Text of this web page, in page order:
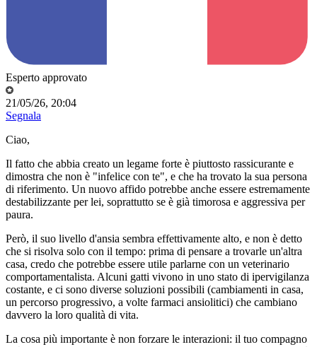
Esperto approvato
21/05/26, 20:04
Segnala
Ciao,
Il fatto che abbia creato un legame forte è piuttosto rassicurante e
dimostra che non è "infelice con te", e che ha trovato la sua persona
di riferimento. Un nuovo affido potrebbe anche essere estremamente
destabilizzante per lei, soprattutto se è già timorosa e aggressiva per
paura.
Però, il suo livello d'ansia sembra effettivamente alto, e non è detto
che si risolva solo con il tempo: prima di pensare a trovarle un'altra
casa, credo che potrebbe essere utile parlarne con un veterinario
comportamentalista. Alcuni gatti vivono in uno stato di ipervigilanza
costante, e ci sono diverse soluzioni possibili (cambiamenti in casa,
un percorso progressivo, a volte farmaci ansiolitici) che cambiano
davvero la loro qualità di vita.
La cosa più importante è non forzare le interazioni: il tuo compagno